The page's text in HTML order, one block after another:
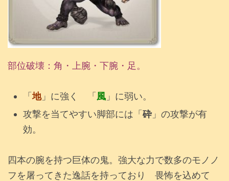
部位破壊：角・上腕・下腕・足。
「地」に強く 「風 」に弱い。
攻撃を当てやすい脚部には「砕 」の攻撃が有
効。
四本の腕を持つ巨体の鬼。強大な力で数多のモノノ
フを屠ってきた逸話を持っており 畏怖を込めて